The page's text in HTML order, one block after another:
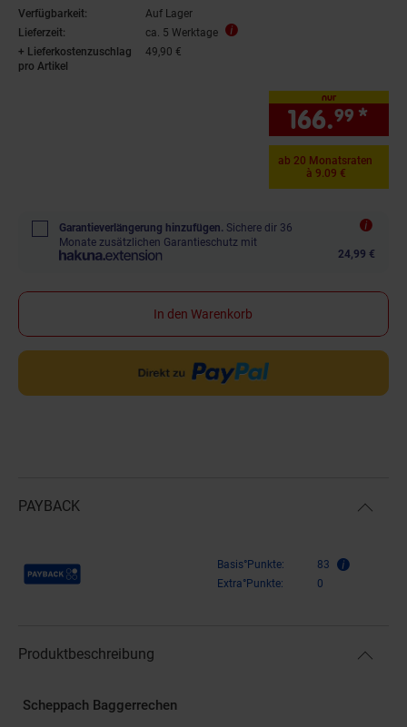
Verfügbarkeit:
Auf Lager
Lieferzeit:
ca. 5 Werktage
+ Lieferkostenzuschlag
pro Artikel
49,90 €
nur
166.99 *
ab 20 Monatsraten
à 9.09 €
Garantieverlängerung hinzufügen. Sichere dir 36
Monate zusätzlichen Garantieschutz mit
24,99 €
In den Warenkorb
PAYBACK
Payback Punkte Basis°Punkte:
83
Extra°Punkte:
0
Produktbeschreibung
Scheppach Baggerrechen